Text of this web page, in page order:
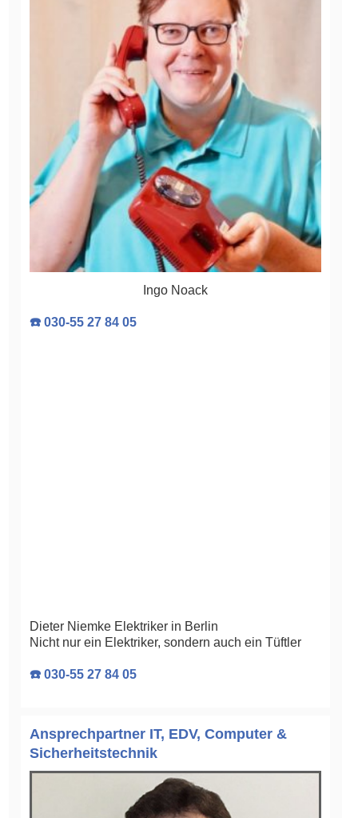
Ingo Noack
☎️ 030-55 27 84 05
Dieter Niemke Elektriker in Berlin
Nicht nur ein Elektriker, sondern auch ein Tüftler
☎️ 030-55 27 84 05
Ansprechpartner IT, EDV, Computer &
Sicherheitstechnik